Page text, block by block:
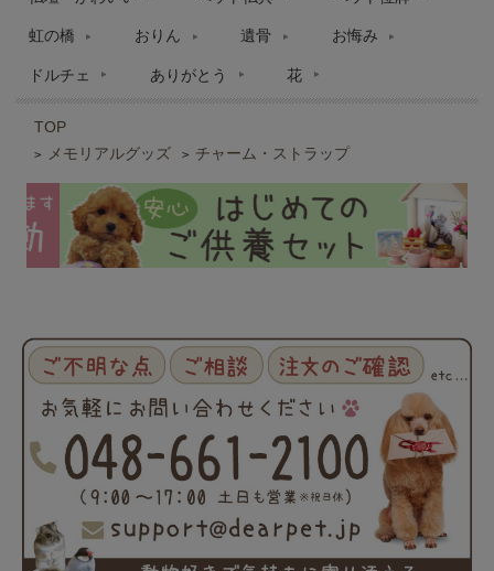
虹の橋 おりん 遺骨 お悔み
ドルチェ ありがとう 花
TOP
> メモリアルグッズ > チャーム・ストラップ